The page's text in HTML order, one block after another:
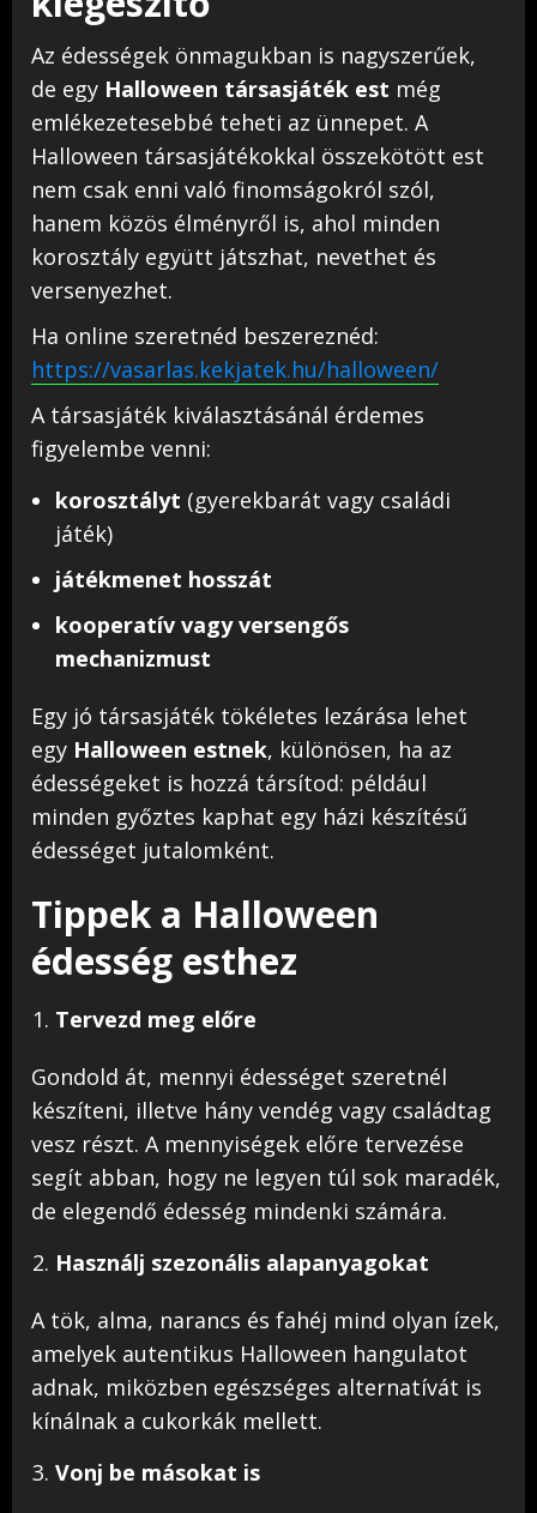
Az édességek önmagukban is nagyszerűek,
de egy Halloween társasjáték est még
emlékezetesebbé teheti az ünnepet. A
Halloween társasjátékokkal összekötött est
nem csak enni való finomságokról szól,
hanem közös élményről is, ahol minden
korosztály együtt játszhat, nevethet és
versenyezhet.
Ha online szeretnéd beszereznéd:
https://vasarlas.kekjatek.hu/halloween/
A társasjáték kiválasztásánál érdemes
figyelembe venni:
korosztályt (gyerekbarát vagy családi
játék)
játékmenet hosszát
kooperatív vagy versengős
mechanizmust
Egy jó társasjáték tökéletes lezárása lehet
egy Halloween estnek, különösen, ha az
édességeket is hozzá társítod: például
minden győztes kaphat egy házi készítésű
édességet jutalomként.
Tippek a Halloween
édesség esthez
Tervezd meg előre
Gondold át, mennyi édességet szeretnél
készíteni, illetve hány vendég vagy családtag
vesz részt. A mennyiségek előre tervezése
segít abban, hogy ne legyen túl sok maradék,
de elegendő édesség mindenki számára.
Használj szezonális alapanyagokat
A tök, alma, narancs és fahéj mind olyan ízek,
amelyek autentikus Halloween hangulatot
adnak, miközben egészséges alternatívát is
kínálnak a cukorkák mellett.
Vonj be másokat is